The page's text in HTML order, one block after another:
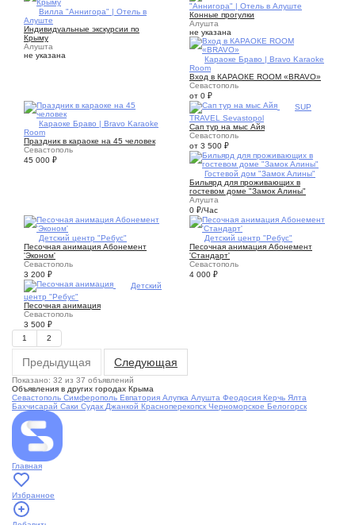
Вилла "Аннигора" | Отель в
Алуште
Индивидуальные экскурсии по
Крыму
Алушта
не указана
"Аннигора" | Отель в Алуште
Конные прогулки
Алушта
не указана
Караоке Браво | Bravo Karaoke
Room
Вход в КАРАОКЕ ROOM «BRAVO»
Севастополь
от 0 ₽
Караоке Браво | Bravo Karaoke
Room
Праздник в караоке на 45 человек
Севастополь
45 000 ₽
SUP
TRAVEL Sevastopol
Сап тур на мыс Айя
Севастополь
от 3 500 ₽
Гостевой дом "Замок Алины"
Бильярд для проживающих в
гостевом доме "Замок Алины"
Алушта
0 ₽/Час
Детский центр "Ребус"
Песочная анимация Абонемент
'Эконом'
Севастополь
3 200 ₽
Детский центр "Ребус"
Песочная анимация Абонемент
'Стандарт'
Севастополь
4 000 ₽
Детский
центр "Ребус"
Песочная анимация
Севастополь
3 500 ₽
1
2
Предыдущая Следующая
Показано: 32 из 37 объявлений
Объявления в других городах Крыма
Севастополь Симферополь Евпатория Алупка Алушта Феодосия Керчь Ялта
Бахчисарай Саки Судак Джанкой Красноперекопск Черноморское Белогорск
Главная
Избранное